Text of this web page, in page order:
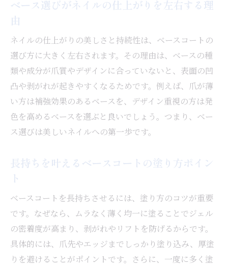
ベース選びがネイルの仕上がりを左右する理
由
ネイルの仕上がりの美しさと持続性は、ベースコートの
選び方に大きく左右されます。その理由は、ベースの種
類や成分が爪質やデザインに合っていないと、表面の凹
凸や剥がれが起きやすくなるためです。例えば、爪が薄
い方は補強効果のあるベースを、デザイン重視の方は発
色を高めるベースを選ぶと良いでしょう。つまり、ベー
ス選びは美しいネイルへの第一歩です。
長持ちを叶えるベースコートの塗り方ポイン
ト
ベースコートを長持ちさせるには、塗り方のコツが重要
です。なぜなら、ムラなく薄く均一に塗ることでジェル
の密着度が高まり、剥がれやリフトを防げるからです。
具体的には、爪先やエッジまでしっかり塗り込み、厚塗
りを避けることがポイントです。さらに、一度に多く塗